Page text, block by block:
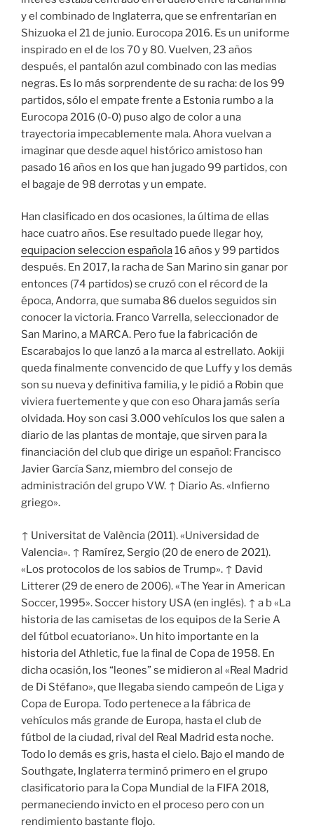
y el combinado de Inglaterra, que se enfrentarían en
Shizuoka el 21 de junio. Eurocopa 2016. Es un uniforme
inspirado en el de los 70 y 80. Vuelven, 23 años
después, el pantalón azul combinado con las medias
negras. Es lo más sorprendente de su racha: de los 99
partidos, sólo el empate frente a Estonia rumbo a la
Eurocopa 2016 (0-0) puso algo de color a una
trayectoria impecablemente mala. Ahora vuelvan a
imaginar que desde aquel histórico amistoso han
pasado 16 años en los que han jugado 99 partidos, con
el bagaje de 98 derrotas y un empate.
Han clasificado en dos ocasiones, la última de ellas
hace cuatro años. Ese resultado puede llegar hoy,
equipacion seleccion española16 años y 99 partidos
después. En 2017, la racha de San Marino sin ganar por
entonces (74 partidos) se cruzó con el récord de la
época, Andorra, que sumaba 86 duelos seguidos sin
conocer la victoria. Franco Varrella, seleccionador de
San Marino, a MARCA. Pero fue la fabricación de
Escarabajos lo que lanzó a la marca al estrellato. Aokiji
queda finalmente convencido de que Luffy y los demás
son su nueva y definitiva familia, y le pidió a Robin que
viviera fuertemente y que con eso Ohara jamás sería
olvidada. Hoy son casi 3.000 vehículos los que salen a
diario de las plantas de montaje, que sirven para la
financiación del club que dirige un español: Francisco
Javier García Sanz, miembro del consejo de
administración del grupo VW. ↑ Diario As. «Infierno
griego».
↑ Universitat de València (2011). «Universidad de
Valencia». ↑ Ramírez, Sergio (20 de enero de 2021).
«Los protocolos de los sabios de Trump». ↑ David
Litterer (29 de enero de 2006). «The Year in American
Soccer, 1995». Soccer history USA (en inglés). ↑ a b «La
historia de las camisetas de los equipos de la Serie A
del fútbol ecuatoriano». Un hito importante en la
historia del Athletic, fue la final de Copa de 1958. En
dicha ocasión, los “leones” se midieron al «Real Madrid
de Di Stéfano», que llegaba siendo campeón de Liga y
Copa de Europa. Todo pertenece a la fábrica de
vehículos más grande de Europa, hasta el club de
fútbol de la ciudad, rival del Real Madrid esta noche.
Todo lo demás es gris, hasta el cielo. Bajo el mando de
Southgate, Inglaterra terminó primero en el grupo
clasificatorio para la Copa Mundial de la FIFA 2018,
permaneciendo invicto en el proceso pero con un
rendimiento bastante flojo.